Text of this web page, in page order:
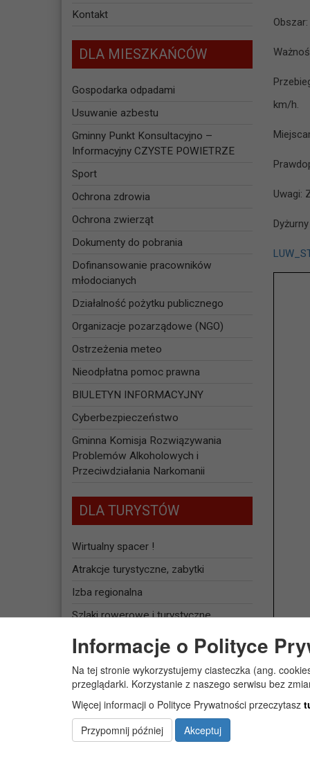
Kontakt
DLA MIESZKAŃCÓW
Gospodarka odpadami
Usuwanie azbestu
Gminny Punkt Konsultacyjno –
Informacyjny CZYSTE POWIETRZE
Sport
Ochrona zdrowia
Ochrona zwierząt
Dokumenty do pobrania
Dofinansowanie pracowników
młodocianych
Działalność pożytku publicznego
Organizacje pozarządowe (NGO)
Ostrzeżenia meteo
Nieodpłatna pomoc prawna
BIULETYN INFORMACYJNY
Cyberbezpieczeństwo
Gminna Komisja Rozwiązywania
Problemów Alkoholowych i
Przeciwdziałania Narkomanii
DLA TURYSTÓW
Wirtualny spacer !
Atrakcje turystyczne, zabytki
Izba regionalna
Szlaki rowerowe i turystyczne
Baza noclegowa
JEDNOSTKI
ORGANIZACYJNE
Żłobek Gminny „PUCHATEK”
km/h.
Uwagi:
Informacje o Polityce
Na tej stronie wykorzystujemy ciasteczka (ang.
przeglądarki. Korzystanie z naszego serwisu bez
Więcej informacji o Polityce Prywatności przeczytasz
Przypomnij później
Akceptuj